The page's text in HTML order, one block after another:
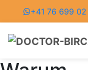
+41 76 699